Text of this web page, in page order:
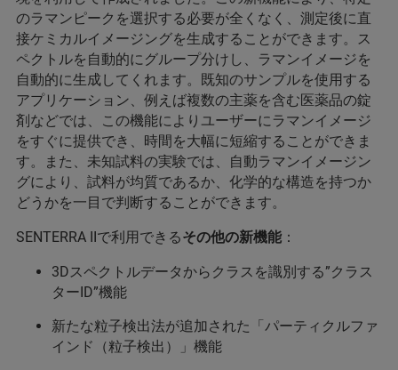
のラマンピークを選択する必要が全くなく、測定後に直
接ケミカルイメージングを生成することができます。ス
ペクトルを自動的にグループ分けし、ラマンイメージを
自動的に生成してくれます。既知のサンプルを使用する
アプリケーション、例えば複数の主薬を含む医薬品の錠
剤などでは、この機能によりユーザーにラマンイメージ
をすぐに提供でき、時間を大幅に短縮することができま
す。また、未知試料の実験では、自動ラマンイメージン
グにより、試料が均質であるか、化学的な構造を持つか
どうかを一目で判断することができます。
SENTERRA IIで利用できるその他の新機能 ：
3Dスペクトルデータからクラスを識別する”クラス
ターID”機能
新たな粒子検出法が追加された「パーティクルファ
インド（粒子検出）」機能